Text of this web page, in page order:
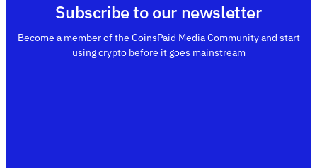
Subscribe to our newsletter
Become a member of the CoinsPaid Media Community and start
using crypto before it goes mainstream